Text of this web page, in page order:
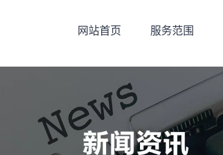
网站首页 服务范围